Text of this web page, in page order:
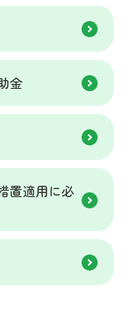
金
置適用に必